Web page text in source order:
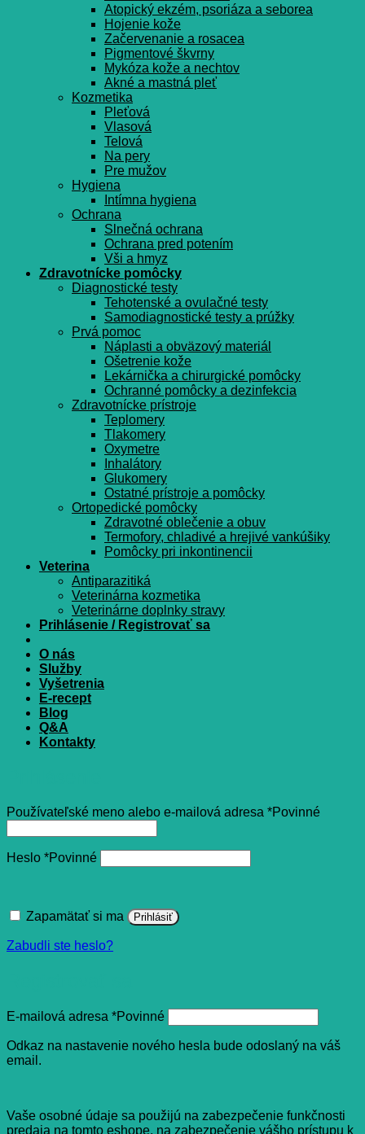
Atopický ekzém, psoriáza a seborea
Hojenie kože
Začervenanie a rosacea
Pigmentové škvrny
Mykóza kože a nechtov
Akné a mastná pleť
Kozmetika
Pleťová
Vlasová
Telová
Na pery
Pre mužov
Hygiena
Intímna hygiena
Ochrana
Slnečná ochrana
Ochrana pred potením
Vši a hmyz
Zdravotnícke pomôcky
Diagnostické testy
Tehotenské a ovulačné testy
Samodiagnostické testy a prúžky
Prvá pomoc
Náplasti a obväzový materiál
Ošetrenie kože
Lekárnička a chirurgické pomôcky
Ochranné pomôcky a dezinfekcia
Zdravotnícke prístroje
Teplomery
Tlakomery
Oxymetre
Inhalátory
Glukomery
Ostatné prístroje a pomôcky
Ortopedické pomôcky
Zdravotné oblečenie a obuv
Termofory, chladivé a hrejivé vankúšiky
Pomôcky pri inkontinencii
Veterina
Antiparazitiká
Veterinárna kozmetika
Veterinárne doplnky stravy
Prihlásenie / Registrovať sa
O nás
Služby
Vyšetrenia
E-recept
Blog
Q&A
Kontakty
Používateľské meno alebo e-mailová adresa *Povinné
Heslo *Povinné
Zapamätať si ma Prihlásiť
Zabudli ste heslo?
E-mailová adresa *Povinné
Odkaz na nastavenie nového hesla bude odoslaný na váš
email.
Vaše osobné údaje sa použijú na zabezpečenie funkčnosti
predaja na tomto eshope, na zabezpečenie vášho prístupu k